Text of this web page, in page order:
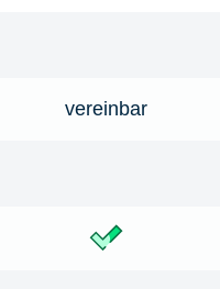
vereinbar